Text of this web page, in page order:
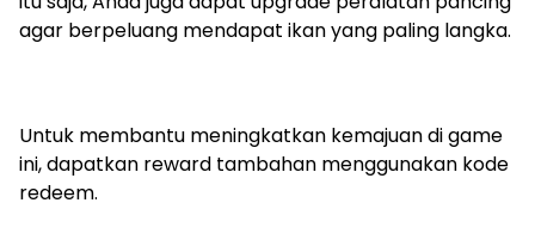
agar berpeluang mendapat ikan yang paling langka.
Untuk membantu meningkatkan kemajuan di game
ini, dapatkan reward tambahan menggunakan kode
redeem.